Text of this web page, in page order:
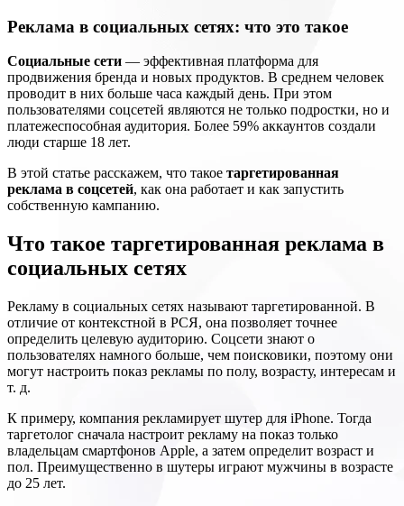
Реклама в социальных сетях: что это такое
Социальные сети — эффективная платформа для
продвижения бренда и новых продуктов. В среднем человек
проводит в них больше часа каждый день. При этом
пользователями соцсетей являются не только подростки, но и
платежеспособная аудитория. Более 59% аккаунтов создали
люди старше 18 лет.
В этой статье расскажем, что такое таргетированная
реклама в соцсетей, как она работает и как запустить
собственную кампанию.
Что такое таргетированная реклама в
социальных сетях
Рекламу в социальных сетях называют таргетированной. В
отличие от контекстной в РСЯ, она позволяет точнее
определить целевую аудиторию. Соцсети знают о
пользователях намного больше, чем поисковики, поэтому они
могут настроить показ рекламы по полу, возрасту, интересам и
т. д.
К примеру, компания рекламирует шутер для iPhone. Тогда
таргетолог сначала настроит рекламу на показ только
владельцам смартфонов Apple, а затем определит возраст и
пол. Преимущественно в шутеры играют мужчины в возрасте
до 25 лет.